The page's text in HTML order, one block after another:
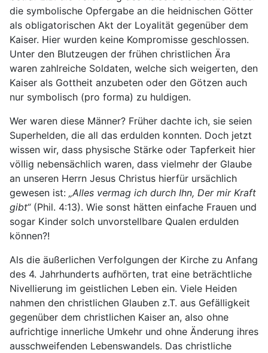
die symbolische Opfergabe an die heidnischen Götter
als obligatorischen Akt der Loyalität gegenüber dem
Kaiser. Hier wurden keine Kompromisse geschlossen.
Unter den Blutzeugen der frühen christlichen Ära
waren zahlreiche Soldaten, welche sich weigerten, den
Kaiser als Gottheit anzubeten oder den Götzen auch
nur symbolisch (pro forma) zu huldigen.
Wer waren diese Männer? Früher dachte ich, sie seien
Superhelden, die all das erdulden konnten. Doch jetzt
wissen wir, dass physische Stärke oder Tapferkeit hier
völlig nebensächlich waren, dass vielmehr der Glaube
an unseren Herrn Jesus Christus hierfür ursächlich
gewesen ist: „Alles vermag ich durch Ihn, Der mir Kraft
gibt“ (Phil. 4:13). Wie sonst hätten einfache Frauen und
sogar Kinder solch unvorstellbare Qualen erdulden
können?!
Als die äußerlichen Verfolgungen der Kirche zu Anfang
des 4. Jahrhunderts aufhörten, trat eine beträchtliche
Nivellierung im geistlichen Leben ein. Viele Heiden
nahmen den christlichen Glauben z.T. aus Gefälligkeit
gegenüber dem christlichen Kaiser an, also ohne
aufrichtige innerliche Umkehr und ohne Änderung ihres
ausschweifenden Lebenswandels. Das christliche